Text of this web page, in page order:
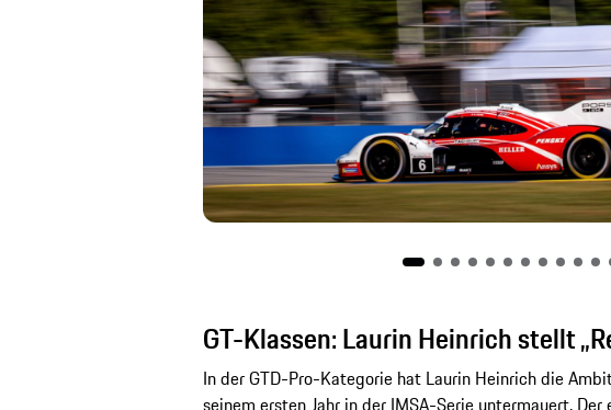
GT-Klassen: Laurin Heinrich stellt
In der GTD-Pro-Kategorie hat Laurin Heinrich die
seinem ersten Jahr in der IMSA-Serie untermauert. Der